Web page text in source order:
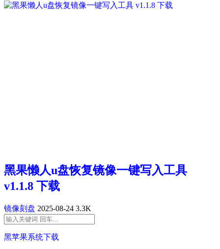
黑果懒人u盘恢复镜像一键写入工具
v1.1.8 下载
镜像刻盘 2025-08-24 3.3K
黑苹果系统下载